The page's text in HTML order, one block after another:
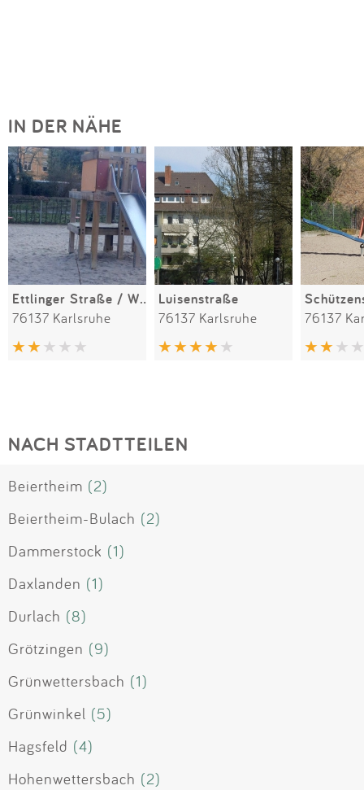
IN DER NÄHE
Ettlinger Straße / Wilhelmstraße
76137 Karlsruhe
Luisenstraße
76137 Karlsruhe 76137
NACH STADTTEILEN
Beiertheim (2)
Beiertheim-Bulach (2)
Dammerstock (1)
Daxlanden (1)
Durlach (8)
Grötzingen (9)
Grünwettersbach (1)
Grünwinkel (5)
Hagsfeld (4)
Hohenwettersbach (2)